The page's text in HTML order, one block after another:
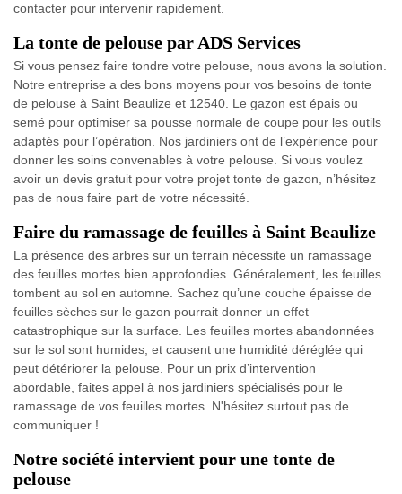
contacter pour intervenir rapidement.
La tonte de pelouse par ADS Services
Si vous pensez faire tondre votre pelouse, nous avons la solution.
Notre entreprise a des bons moyens pour vos besoins de tonte
de pelouse à Saint Beaulize et 12540. Le gazon est épais ou
semé pour optimiser sa pousse normale de coupe pour les outils
adaptés pour l’opération. Nos jardiniers ont de l’expérience pour
donner les soins convenables à votre pelouse. Si vous voulez
avoir un devis gratuit pour votre projet tonte de gazon, n’hésitez
pas de nous faire part de votre nécessité.
Faire du ramassage de feuilles à Saint Beaulize
La présence des arbres sur un terrain nécessite un ramassage
des feuilles mortes bien approfondies. Généralement, les feuilles
tombent au sol en automne. Sachez qu’une couche épaisse de
feuilles sèches sur le gazon pourrait donner un effet
catastrophique sur la surface. Les feuilles mortes abandonnées
sur le sol sont humides, et causent une humidité déréglée qui
peut détériorer la pelouse. Pour un prix d’intervention
abordable, faites appel à nos jardiniers spécialisés pour le
ramassage de vos feuilles mortes. N'hésitez surtout pas de
communiquer !
Notre société intervient pour une tonte de
pelouse